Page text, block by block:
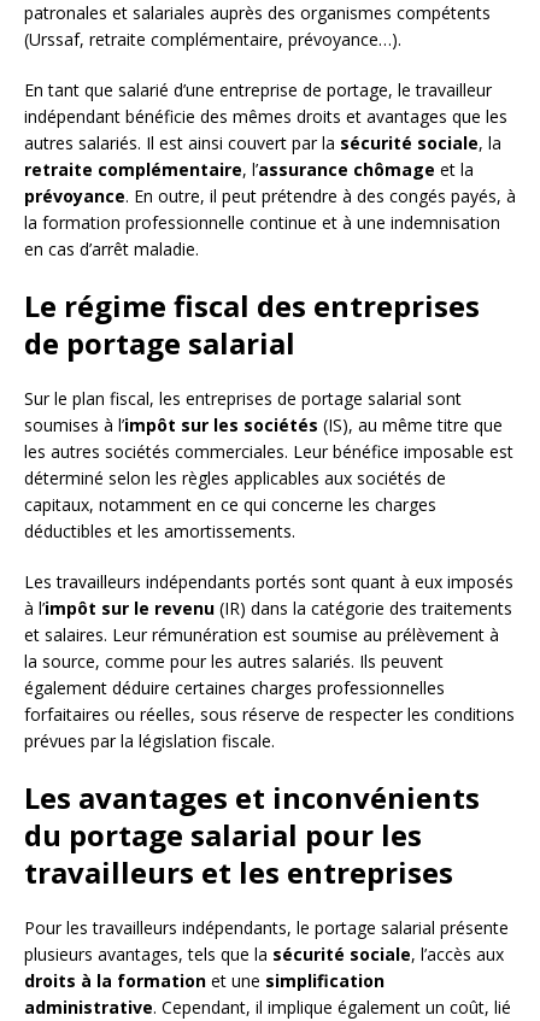
patronales et salariales auprès des organismes compétents
(Urssaf, retraite complémentaire, prévoyance…).
En tant que salarié d’une entreprise de portage, le travailleur
indépendant bénéficie des mêmes droits et avantages que les
autres salariés. Il est ainsi couvert par la sécurité sociale, la
retraite complémentaire, l’assurance chômage et la
prévoyance. En outre, il peut prétendre à des congés payés, à
la formation professionnelle continue et à une indemnisation
en cas d’arrêt maladie.
Le régime fiscal des entreprises
de portage salarial
Sur le plan fiscal, les entreprises de portage salarial sont
soumises à l’impôt sur les sociétés (IS), au même titre que
les autres sociétés commerciales. Leur bénéfice imposable est
déterminé selon les règles applicables aux sociétés de
capitaux, notamment en ce qui concerne les charges
déductibles et les amortissements.
Les travailleurs indépendants portés sont quant à eux imposés
à l’impôt sur le revenu (IR) dans la catégorie des traitements
et salaires. Leur rémunération est soumise au prélèvement à
la source, comme pour les autres salariés. Ils peuvent
également déduire certaines charges professionnelles
forfaitaires ou réelles, sous réserve de respecter les conditions
prévues par la législation fiscale.
Les avantages et inconvénients
du portage salarial pour les
travailleurs et les entreprises
Pour les travailleurs indépendants, le portage salarial présente
plusieurs avantages, tels que la sécurité sociale, l’accès aux
droits à la formation et une simplification
administrative. Cependant, il implique également un coût, lié